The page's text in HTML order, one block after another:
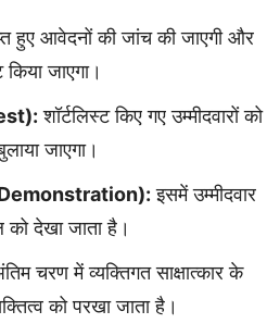
हुए आवेदनों की जांच की जाएगी और
किया जाएगा।
शॉर्टलिस्ट किए गए उम्मीदवारों को
जाएगा।
Demonstration): इसमें उम्मीदवार
देखा जाता है।
चरण में व्यक्तिगत साक्षात्कार के
को परखा जाता है।